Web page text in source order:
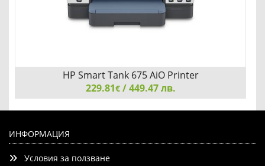
HP Smart Tank 675 AiO Printer
229.81€/ 449.47 лв.
ИНФОРМАЦИЯ
Условия за ползване